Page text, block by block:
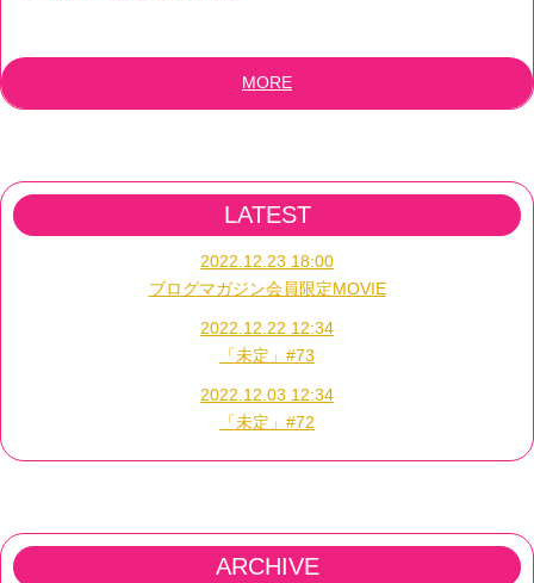
MORE
LATEST
2022.12.23 18:00
ブログマガジン会員限定MOVIE
2022.12.22 12:34
「未定」#73
2022.12.03 12:34
「未定」#72
ARCHIVE